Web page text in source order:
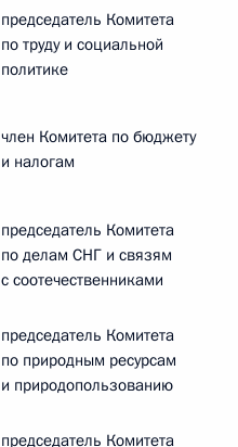
председатель Комитета
по труду и социальной
политике
член Комитета по бюджету
и налогам
председатель Комитета
по делам СНГ и связям
с соотечественниками
председатель Комитета
по природным ресурсам
и природопользованию
председатель Комитета